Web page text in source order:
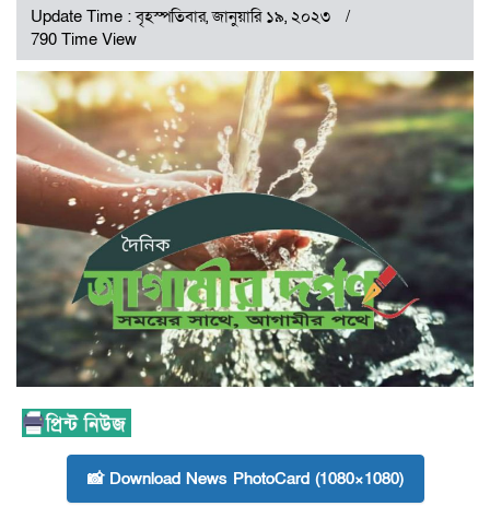
Update Time : বৃহস্পতিবার, জানুয়ারি ১৯, ২০২৩
790 Time View
📸 Download News PhotoCard (1080×1080)